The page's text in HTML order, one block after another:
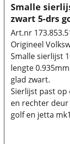
Smalle
zwart 5-drs
Art.nr
Origineel
Smalle sierlijst
lengte
glad zwart.
Sierlijst past op
en rechter deur
golf en jetta